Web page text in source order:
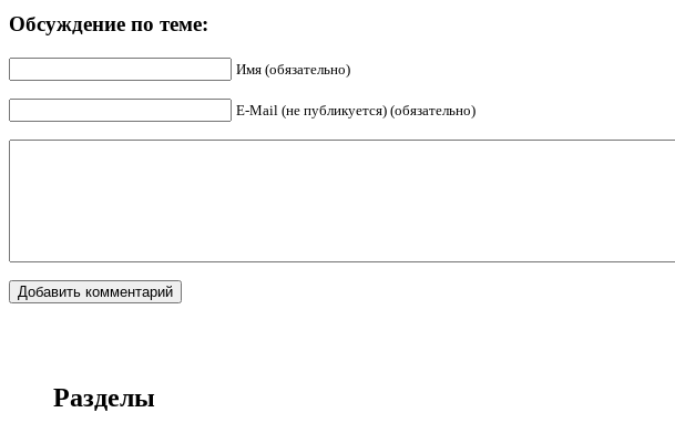
Обсуждение по теме:
Имя (обязательно)
E-Mail (не публикуется) (обязательно)
Разделы